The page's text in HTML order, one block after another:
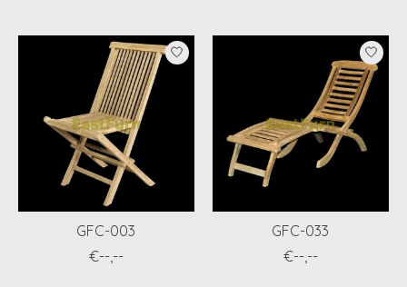
GFC-003
€--,--
GFC-033
€--,--